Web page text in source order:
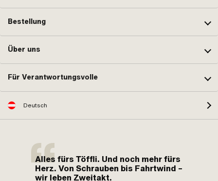
Bestellung
Über uns
Für Verantwortungsvolle
Deutsch
Alles fürs Töffli. Und noch mehr fürs
Herz. Von Schrauben bis Fahrtwind –
wir leben Zweitakt.